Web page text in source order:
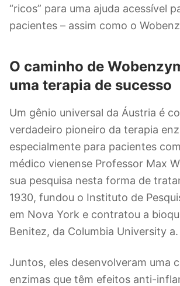
“ricos” para uma ajuda acessível
pacientes – assim como o
O caminho de
uma terapia de sucesso
Um gênio universal da Áustria é
verdadeiro pioneiro da terapia
especialmente para pacientes
médico vienense Professor Max
sua pesquisa nesta forma de
1930, fundou o Instituto de
em Nova York e contratou a
Benitez, da Columbia University a.
Juntos, eles desenvolveram uma
enzimas que têm efeitos anti-